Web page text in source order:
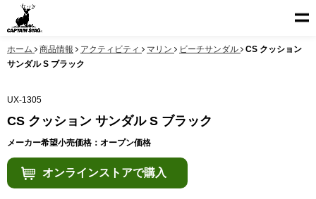
ホーム 商品情報 アクティビティ マリン ビーチサンダル
CS クッション
サンダル S ブラック
UX-1305
CS クッション サンダル S ブラック
メーカー希望小売価格：オープン価格
オンラインストアで購入